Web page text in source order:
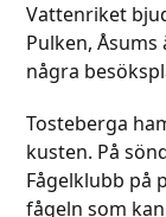
Vattenriket
Pulken,
några
Tosteberga
kusten. På
Fågelklubb på
fågeln som